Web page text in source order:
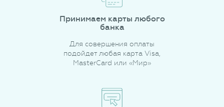
Принимаем карты любого
банка
Для совершения оплаты
подойдет любая карта Visa,
MasterCard или «Мир»